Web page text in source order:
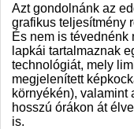
Azt gondolnánk az
grafikus teljesítmény
És nem is tévednénk
lapkái tartalmaznak
technológiát, mely
megjelenített
környékén), valamint
hosszú órákon át
is.